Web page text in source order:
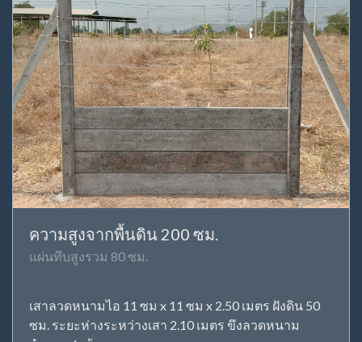
ความสูงจากพื้นดิน 200 ซม.
แผ่นทึบสูงรวม 80 ซม.
เสาลวดหนามไอ 11 ซม x 11 ซม x 2.50 เมตร ฝังดิน 50
ซม. ระยะห่างระหว่างเสา 2.10 เมตร ขึงลวดหนาม